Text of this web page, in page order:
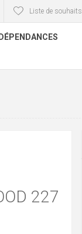
Liste de souhaits
DÉPENDANCES
227